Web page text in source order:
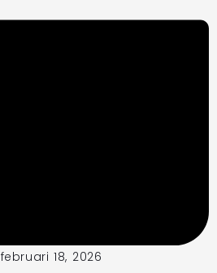
februari 18, 2026